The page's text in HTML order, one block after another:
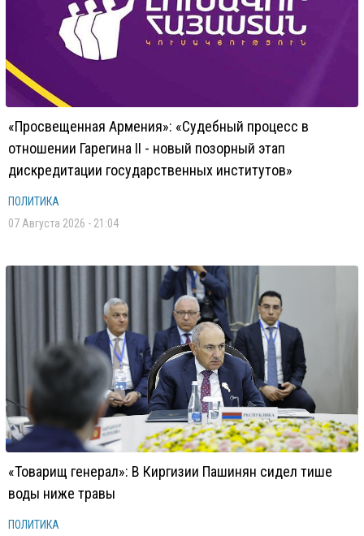
«Просвещенная Армения»: «Судебный процесс в
отношении Гарегина II - новый позорный этап
дискредитации государственных институтов»
ПОЛИТИКА
07 Августа 2026 - 21:04
«Товарищ генерал»: В Киргизии Пашинян сидел тише
воды ниже травы
ПОЛИТИКА